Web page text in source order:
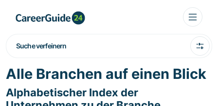
Suche verfeinern
Alle Branchen auf einen Blick
Alphabetischer Index der